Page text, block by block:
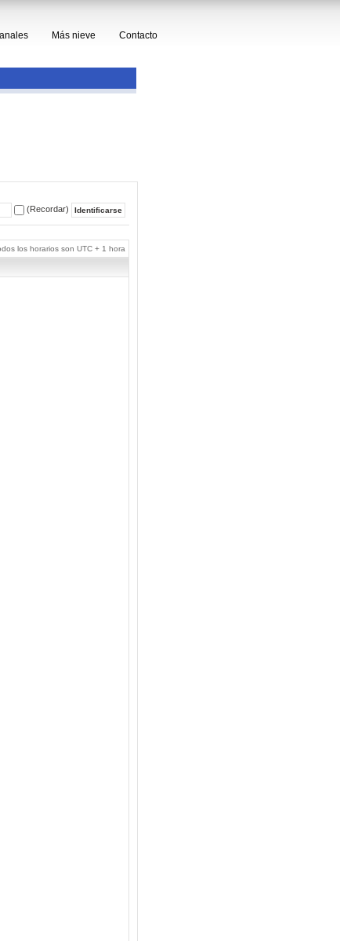
Más nieve Contacto
(Recordar)
los horarios son UTC + 1 hora